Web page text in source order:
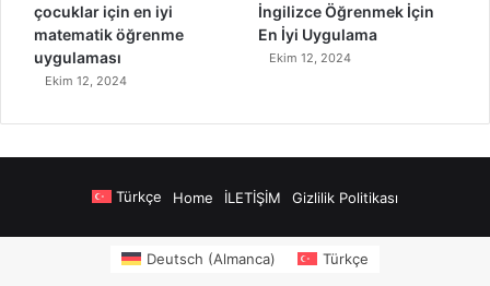
çocuklar için en iyi
matematik öğrenme
uygulaması
Ekim 12, 2024
İngilizce Öğrenmek İçin
En İyi Uygulama
Ekim 12, 2024
Türkçe Home İLETİŞİM Gizlilik Politikası
Deutsch (Almanca) Türkçe